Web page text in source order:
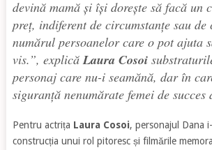
devină mamă și își dorește să facă un
preț, indiferent de circumstanțe sau
numărul persoanelor care o pot ajuta
vis.”, explicăLaura Cosoi
personaj care nu-i seamănă, dar în
siguranță nenumărate femei de
Pentru actrița Laura Cosoi, personajul Dana
construcția unui rol pitoresc și filmările